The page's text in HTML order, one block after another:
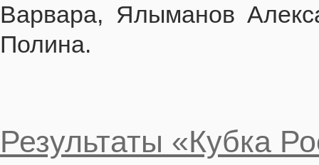
Варвара, Ялыманов
Полина.
Результаты «Кубка